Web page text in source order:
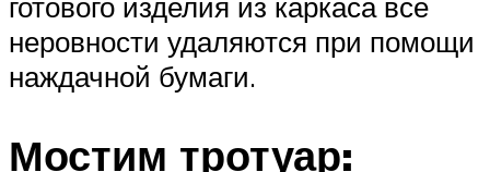
неровности удаляются при помощи
наждачной бумаги.
Мостим тротуар: